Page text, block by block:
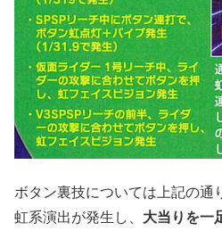
ボタン裏技については上記の通
虹系演出が発生し、 大当りを一